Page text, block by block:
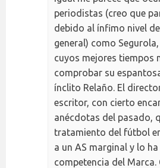
periodistas (creo que
debido al ínfimo nivel
general) como
cuyos mejores tiempos
comprobar su
ínclito Relaño. El
escritor, con cierto
anécdotas del pasado,
tratamiento del fútbol
a un AS marginal y lo
competencia del Marca.